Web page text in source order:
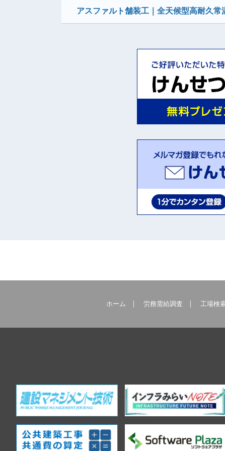
アスファルト舗装工｜全天候型高耐久
ホーム 労務需給調査 工場検